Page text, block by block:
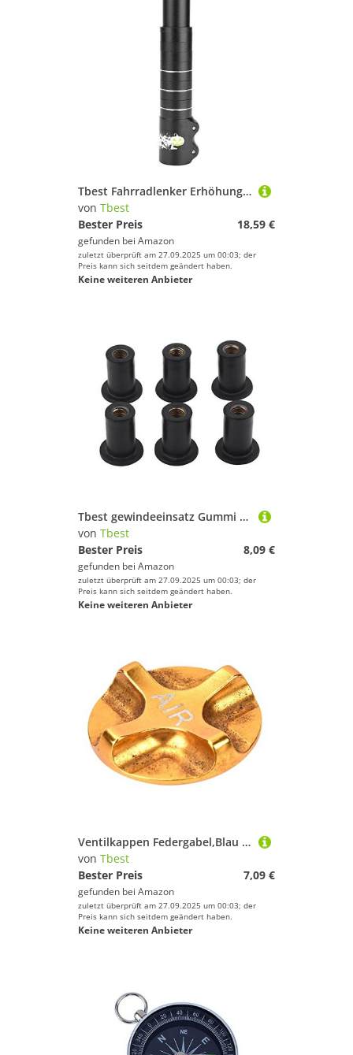
Tbest Fahrradlenker Erhöhung, Lenkererhöhung,Fahrrad Gabelschaft Extender,Fahrrad Gabel Verlängerungsrohr Fahrrad Lenker Adapter Legierung Stamm Erweiterung Für M
von Tbest
Bester Preis
18,59 €
gefunden bei Amazon
zuletzt überprüft am 27.09.2025 um 00:03; der
Preis kann sich seitdem geändert haben.
Keine weiteren Anbieter
Tbest gewindeeinsatz Gummi m5,m5 muttern schwarz,Kajak-Muttern, 6 Stück M5 Gummimuttern Windschutzscheibe Schrauben für Motorräder Motorräder Kajak Kanu Boote
von Tbest
Bester Preis
8,09 €
gefunden bei Amazon
zuletzt überprüft am 27.09.2025 um 00:03; der
Preis kann sich seitdem geändert haben.
Keine weiteren Anbieter
Ventilkappen Federgabel,Blau Eloxierte Teile Vorne Aus Aluminium Für Umgekehrte Gabeln Auf Float Rc2 Stoßdämpfer,Radfahren,Fahrradfedergabel Aus Aluminiumlegierung,Luftdichte
von Tbest
Bester Preis
7,09 €
gefunden bei Amazon
zuletzt überprüft am 27.09.2025 um 00:03; der
Preis kann sich seitdem geändert haben.
Keine weiteren Anbieter